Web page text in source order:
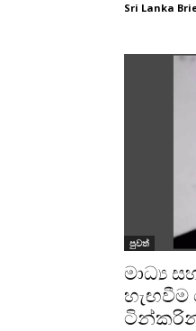
Sri Lanka
පුවත්
මාධ්‍ය